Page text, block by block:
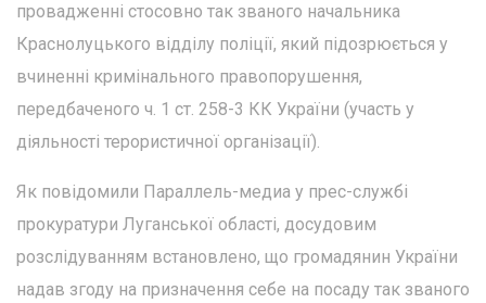
провадженні стосовно так званого начальника
Краснолуцького відділу поліції, який підозрюється у
вчиненні кримінального правопорушення,
передбаченого ч. 1 ст. 258-3 КК України (участь у
діяльності терористичної організації).
Як повідомили Параллель-медиа у прес-службі
прокуратури Луганської області, досудовим
розслідуванням встановлено, що громадянин України
надав згоду на призначення себе на посаду так званого